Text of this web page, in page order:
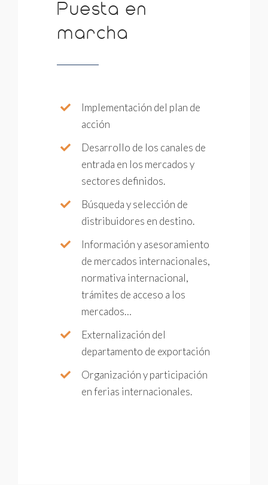
Puesta en
marcha
Implementación del plan de
acción
Desarrollo de los canales de
entrada en los mercados y
sectores definidos.
Búsqueda y selección de
distribuidores en destino.
Información y asesoramiento
de mercados internacionales,
normativa internacional,
trámites de acceso a los
mercados…
Externalización del
departamento de exportación
Organización y participación
en ferias internacionales.